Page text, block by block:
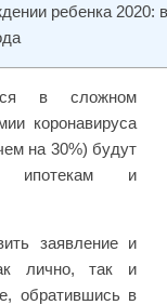
ребенка 2020:
в сложном
коронавируса
на 30%) будут
ипотекам и
заявление и
лично, так и
обратившись в